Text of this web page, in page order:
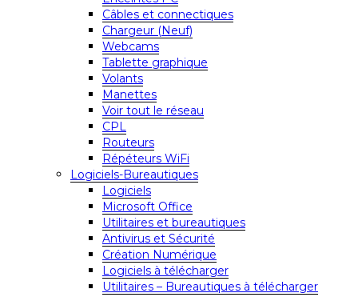
Câbles et connectiques
Chargeur (Neuf)
Webcams
Tablette graphique
Volants
Manettes
Voir tout le réseau
CPL
Routeurs
Répéteurs WiFi
Logiciels-Bureautiques
Logiciels
Microsoft Office
Utilitaires et bureautiques
Antivirus et Sécurité
Création Numérique
Logiciels à télécharger
Utilitaires – Bureautiques à télécharger